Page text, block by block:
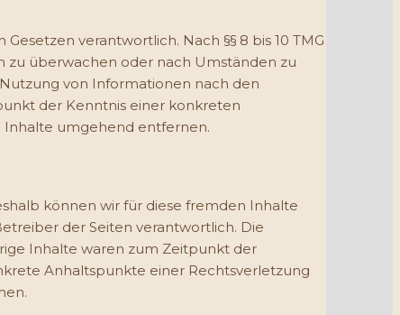
verantwortlich. Nach §§ 8 bis 10 TMG
überwachen oder nach Umständen zu
von Informationen nach den
der Kenntnis einer konkreten
Inhalte umgehend entfernen.
können wir für diese fremden Inhalte
der Seiten verantwortlich. Die
Inhalte waren zum Zeitpunkt der
Anhaltspunkte einer Rechtsverletzung